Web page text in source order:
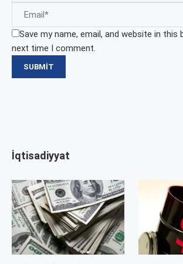
Save my name, email, and website in
next time I comment.
İqtisadiyyat